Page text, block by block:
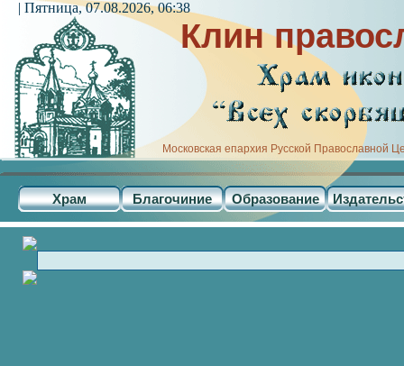
Клин
Московская епархия Русской Православной
Храм Благочиние Образование
| Пятница, 07.08.2026, 06:38